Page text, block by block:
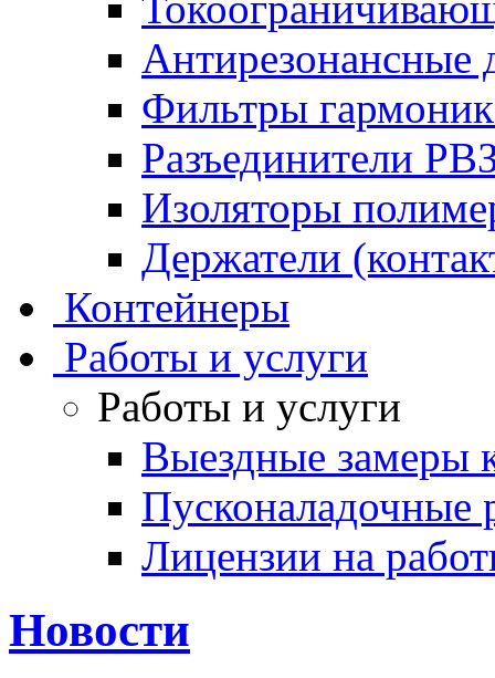
Антирезонансные
Фильтры
Разъединители
Изоляторы
Держатели
Контейнеры
Работы и услуги
Работы и услуги
Выездные замеры
Лицензии на
Новости